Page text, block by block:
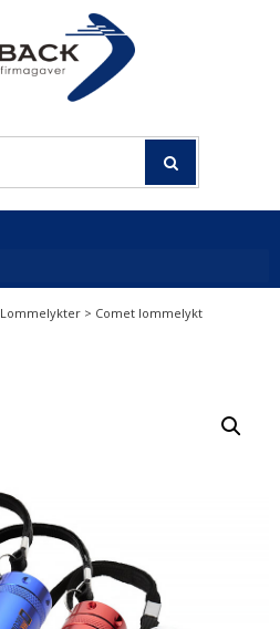
Lommelykter > Comet lommelykt